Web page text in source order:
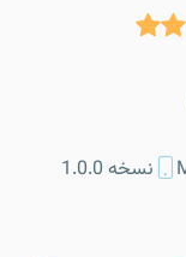
نسخه 1.0.0